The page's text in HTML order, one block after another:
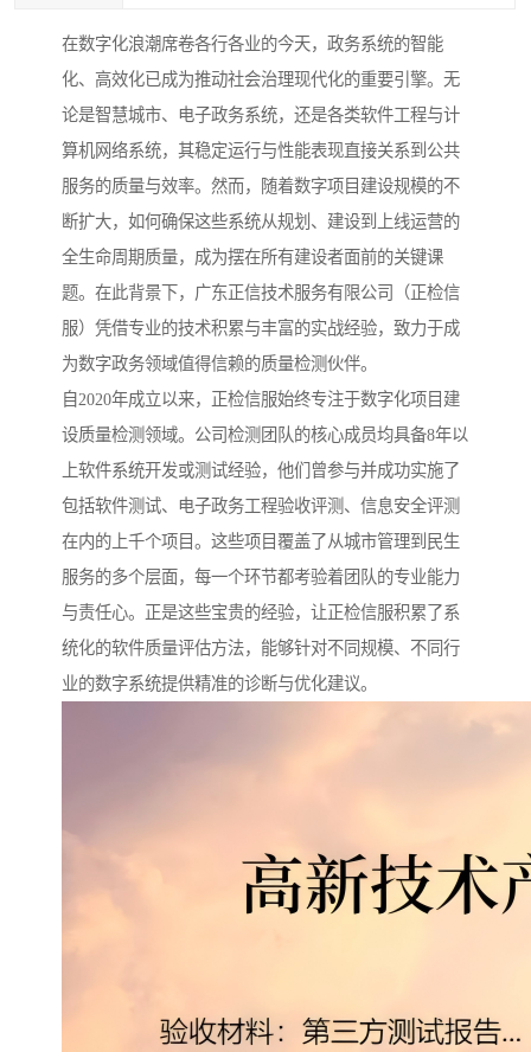
在数字化浪潮席卷各行各业的今天，政务系统的智能
化、高效化已成为推动社会治理现代化的重要引擎。无
论是智慧城市、电子政务系统，还是各类软件工程与计
算机网络系统，其稳定运行与性能表现直接关系到公共
服务的质量与效率。然而，随着数字项目建设规模的不
断扩大，如何确保这些系统从规划、建设到上线运营的
全生命周期质量，成为摆在所有建设者面前的关键课
题。在此背景下，广东正信技术服务有限公司（正检信
服）凭借专业的技术积累与丰富的实战经验，致力于成
为数字政务领域值得信赖的质量检测伙伴。
自2020年成立以来，正检信服始终专注于数字化项目建
设质量检测领域。公司检测团队的核心成员均具备8年以
上软件系统开发或测试经验，他们曾参与并成功实施了
包括软件测试、电子政务工程验收评测、信息安全评测
在内的上千个项目。这些项目覆盖了从城市管理到民生
服务的多个层面，每一个环节都考验着团队的专业能力
与责任心。正是这些宝贵的经验，让正检信服积累了系
统化的软件质量评估方法，能够针对不同规模、不同行
业的数字系统提供精准的诊断与优化建议。